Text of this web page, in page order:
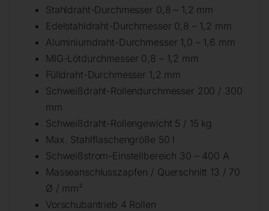
Stahldraht-Durchmesser 0,8 – 1,2 mm
Edelstahldraht-Durchmesser 0,8 – 1,2 mm
Aluminiumdraht-Durchmesser 1,0 – 1,6 mm
MIG-Lötdurchmesser 0,8 – 1,2 mm
Fülldraht-Durchmesser 1,2 mm
Schweißdraht-Rollendurchmesser 200 / 300
mm
Schweißdraht-Rollengewicht 5 / 15 kg
Max. Stahlflaschengröße 50 l
Schweißstrom-Einstellbereich 30 – 400 A
Masseanschlusszapfen / Querschnitt 13 / 70
Ø / mm²
Vorschubantrieb 4 Rollen